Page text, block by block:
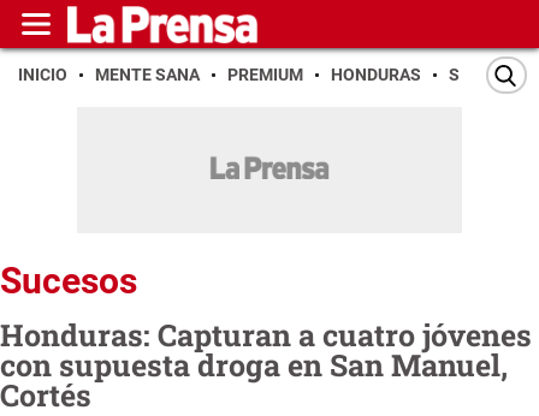
INICIO MENTE SANA PREMIUM HONDURAS SAN PEDRO
Sucesos
Honduras: Capturan a cuatro jóvenes
con supuesta droga en San Manuel,
Cortés